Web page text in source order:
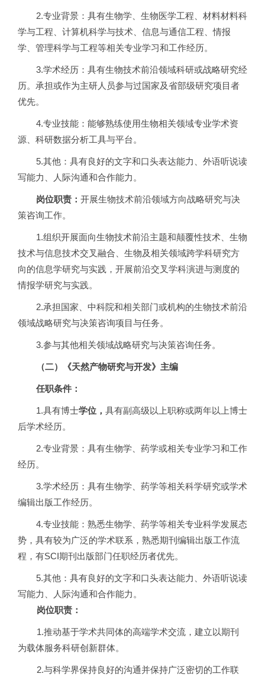
2.专业背景：具有生物学、生物医学工程、材料材料科
学与工程、计算机科学与技术、信息与通信工程、情报
学、管理科学与工程等相关专业学习和工作经历。
3.学术经历：具有生物技术前沿领域科研或战略研究经
历。承担或作为主研人员参与过国家及省部级研究项目者
优先。
4.专业技能：能够熟练使用生物相关领域专业学术资
源、科研数据分析工具与平台。
5.其他：具有良好的文字和口头表达能力、外语听说读
写能力、人际沟通和合作能力。
岗位职责： 开展生物技术前沿领域方向战略研究与决
策咨询工作。
1.组织开展面向生物技术前沿主题和颠覆性技术、生物
技术与信息技术交叉融合、生物及相关领域跨学科研究方
向的信息学研究与实践，开展前沿交叉学科演进与测度的
情报学研究与实践。
2.承担国家、中科院和相关部门或机构的生物技术前沿
领域战略研究与决策咨询项目与任务。
3.参与其他相关领域战略研究与决策咨询任务。
（二）《天然产物研究与开发》主编
任职条件：
1.具有博士学位， 具有副高级以上职称或两年以上博士
后学术经历。
2.专业背景：具有生物学、药学或相关专业学习和工作
经历。
3.学术经历：具有生物学、药学等相关科学研究或学术
编辑出版工作经历。
4.专业技能：熟悉生物学、药学等相关专业科学发展态
势，具有较为广泛的学术联系，熟悉期刊编辑出版工作流
程，有SCI期刊出版部门任职经历者优先。
5.其他：具有良好的文字和口头表达能力、外语听说读
写能力、人际沟通和合作能力。
岗位职责：
1.推动基于学术共同体的高端学术交流，建立以期刊
为载体服务科研创新群体。
2.与科学界保持良好的沟通并保持广泛密切的工作联